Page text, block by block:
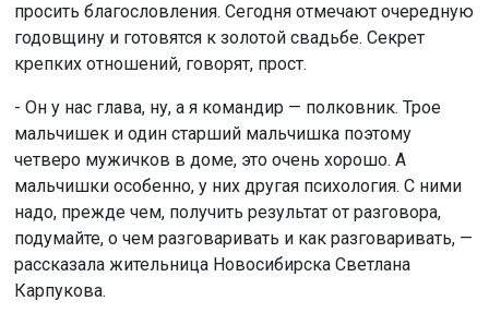
просить благословления. Сегодня отмечают очередную
годовщину и готовятся к золотой свадьбе. Секрет
крепких отношений, говорят, прост.
- Он у нас глава, ну, а я командир — полковник. Трое
мальчишек и один старший мальчишка поэтому
четверо мужичков в доме, это очень хорошо. А
мальчишки особенно, у них другая психология. С ними
надо, прежде чем, получить результат от разговора,
подумайте, о чем разговаривать и как разговаривать, —
рассказала жительница Новосибирска Светлана
Карпукова.